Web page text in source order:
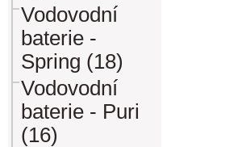
Vodovodní
baterie -
Spring (18)
Vodovodní
baterie - Puri
(16)